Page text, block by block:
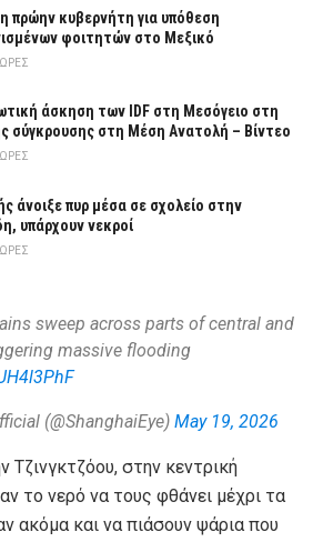
πρώην κυβερνήτη για υπόθεση
φοιτητών στο Μεξικό
ΏΡΕΣ
άσκηση των IDF στη Μεσόγειο στη
σύγκρουσης στη Μέση Ανατολή – Βίντεο
ΏΡΕΣ
άνοιξε πυρ μέσα σε σχολείο στην
υπάρχουν νεκροί
ΏΡΕΣ
sweep across parts of central and
massive flooding
(@ShanghaiEye) May 19, 2026
Τζινγκτζόου, στην κεντρική
το νερό να τους φθάνει μέχρι τα
ακόμα και να πιάσουν ψάρια που